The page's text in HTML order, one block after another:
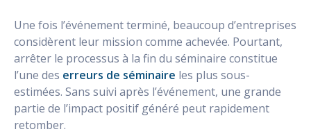
Une fois l’événement terminé, beaucoup d’entreprises
considèrent leur mission comme achevée. Pourtant,
arrêter le processus à la fin du séminaire constitue
l’une des erreurs de séminaire les plus sous-
estimées. Sans suivi après l’événement, une grande
partie de l’impact positif généré peut rapidement
retomber.